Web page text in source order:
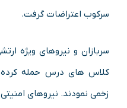
سرکوب اعتراضات گرفت.
سربازان و نیروهای ویژه
کلاس های درس حمله کرده
زخمی نمودند. نیروهای